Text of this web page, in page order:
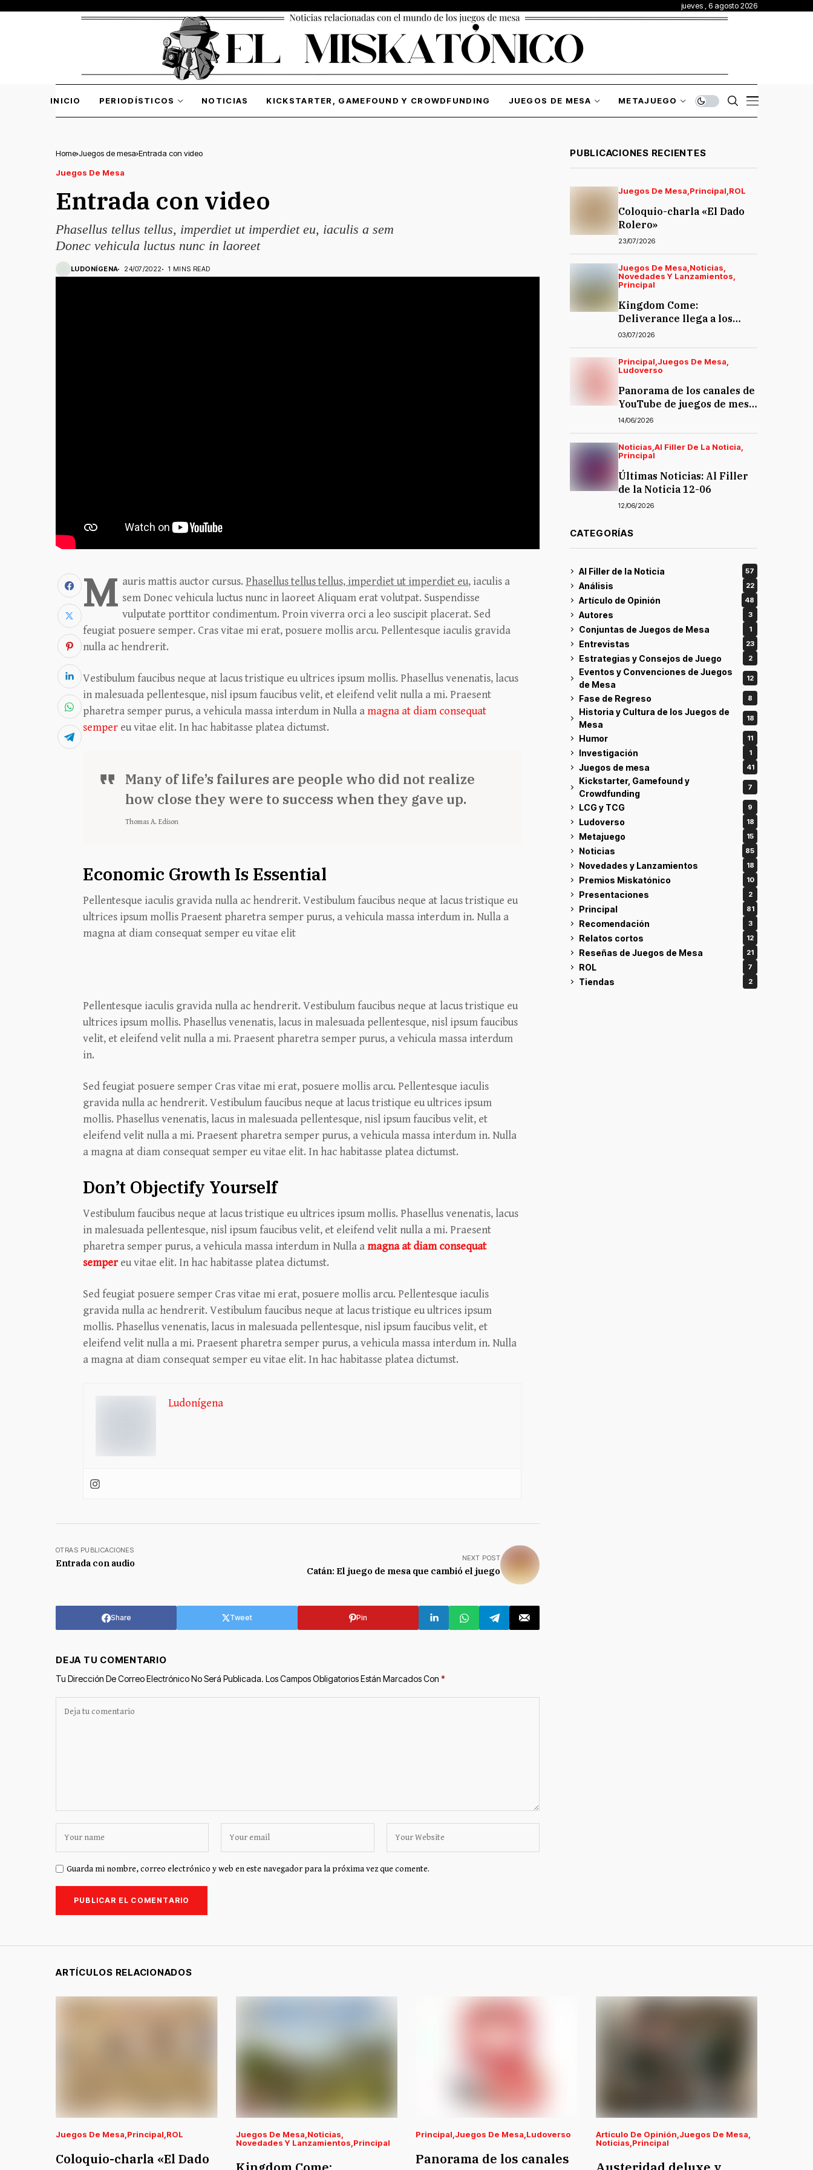
jueves , 6 agosto 2026
INICIO PERIODÍSTICOS NOTICIAS KICKSTARTER, GAMEFOUND Y CROWDFUNDING JUEGOS DE MESA METAJUEGO
Home Juegos de mesa Entrada con video
Juegos De Mesa
Entrada con video
Phasellus tellus tellus, imperdiet ut imperdiet eu, iaculis a sem
Donec vehicula luctus nunc in laoreet
LUDONÍGENA 24/07/2022 1 MINS READ
M auris mattis auctor cursus. Phasellus tellus tellus, imperdiet ut imperdiet eu, iaculis a
sem Donec vehicula luctus nunc in laoreet Aliquam erat volutpat. Suspendisse
vulputate porttitor condimentum. Proin viverra orci a leo suscipit placerat. Sed
feugiat posuere semper. Cras vitae mi erat, posuere mollis arcu. Pellentesque iaculis gravida
nulla ac hendrerit.
Vestibulum faucibus neque at lacus tristique eu ultrices ipsum mollis. Phasellus venenatis, lacus
in malesuada pellentesque, nisl ipsum faucibus velit, et eleifend velit nulla a mi. Praesent
pharetra semper purus, a vehicula massa interdum in Nulla amagna at diam consequat
semper eu vitae elit. In hac habitasse platea dictumst.
Many of life’s failures are people who did not realize
how close they were to success when they gave up.
Thomas A. Edison
Economic Growth Is Essential
Pellentesque iaculis gravida nulla ac hendrerit. Vestibulum faucibus neque at lacus tristique eu
ultrices ipsum mollis Praesent pharetra semper purus, a vehicula massa interdum in. Nulla a
magna at diam consequat semper eu vitae elit
Pellentesque iaculis gravida nulla ac hendrerit. Vestibulum faucibus neque at lacus tristique eu
ultrices ipsum mollis. Phasellus venenatis, lacus in malesuada pellentesque, nisl ipsum faucibus
velit, et eleifend velit nulla a mi. Praesent pharetra semper purus, a vehicula massa interdum
in.
Sed feugiat posuere semper Cras vitae mi erat, posuere mollis arcu. Pellentesque iaculis
gravida nulla ac hendrerit. Vestibulum faucibus neque at lacus tristique eu ultrices ipsum
mollis. Phasellus venenatis, lacus in malesuada pellentesque, nisl ipsum faucibus velit, et
eleifend velit nulla a mi. Praesent pharetra semper purus, a vehicula massa interdum in. Nulla
a magna at diam consequat semper eu vitae elit. In hac habitasse platea dictumst.
Don’t Objectify Yourself
Vestibulum faucibus neque at lacus tristique eu ultrices ipsum mollis. Phasellus venenatis, lacus
in malesuada pellentesque, nisl ipsum faucibus velit, et eleifend velit nulla a mi. Praesent
pharetra semper purus, a vehicula massa interdum in Nulla amagna at diam consequat
sempereu vitae elit. In hac habitasse platea dictumst.
Sed feugiat posuere semper Cras vitae mi erat, posuere mollis arcu. Pellentesque iaculis
gravida nulla ac hendrerit. Vestibulum faucibus neque at lacus tristique eu ultrices ipsum
mollis. Phasellus venenatis, lacus in malesuada pellentesque, nisl ipsum faucibus velit, et
eleifend velit nulla a mi. Praesent pharetra semper purus, a vehicula massa interdum in. Nulla
a magna at diam consequat semper eu vitae elit. In hac habitasse platea dictumst.
Ludonígena
OTRAS PUBLICACIONES
Entrada con audio NEXT POST
Catán: El juego de mesa que cambió el juego
Share Tweet Pin
DEJA TU COMENTARIO
Tu Dirección De Correo Electrónico No Será Publicada. Los Campos Obligatorios Están Marcados Con *
Guarda mi nombre, correo electrónico y web en este navegador para la próxima vez que comente.
PUBLICACIONES RECIENTES
Juegos De Mesa Principal ROL
Coloquio-charla «El Dado
Rolero»
23/07/2026
Juegos De Mesa Noticias
Novedades Y Lanzamientos
Principal
Kingdom Come:
Deliverance llega a los
juegos de mesa… y la
polémica también
03/07/2026
Principal Juegos De Mesa
Ludoverso
Panorama de los canales de
YouTube de juegos de mesa
en español
14/06/2026
Noticias Al Filler De La Noticia
Principal
Últimas Noticias: Al Filler
de la Noticia 12-06
12/06/2026
CATEGORÍAS
Al Filler de la Noticia 57
Análisis 22
Artículo de Opinión 48
Autores 3
Conjuntas de Juegos de Mesa 1
Entrevistas 23
Estrategias y Consejos de Juego 2
Eventos y Convenciones de Juegos
de Mesa
12
Fase de Regreso 8
Historia y Cultura de los Juegos de
Mesa
18
Humor 11
Investigación 1
Juegos de mesa 41
Kickstarter, Gamefound y
Crowdfunding
7
LCG y TCG 9
Ludoverso 18
Metajuego 15
Noticias 85
Novedades y Lanzamientos 18
Premios Miskatónico 10
Presentaciones 2
Principal 81
Recomendación 3
Relatos cortos 12
Reseñas de Juegos de Mesa 21
ROL 7
Tiendas 2
ARTÍCULOS RELACIONADOS
Juegos De Mesa Principal ROL
Coloquio-charla «El Dado
Juegos De Mesa Noticias
Novedades Y Lanzamientos Principal
Principal Juegos De Mesa Ludoverso
Panorama de los canales
Artículo De Opinión Juegos De Mesa
Noticias Principal